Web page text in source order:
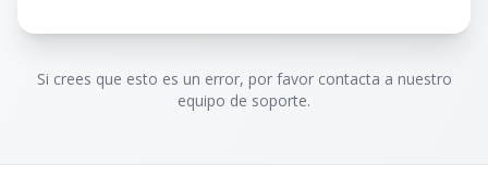
Si crees que esto es un error, por favor contacta a nuestro
equipo de soporte.